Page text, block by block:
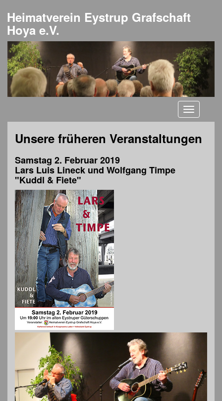
Heimatverein Eystrup Grafschaft
Hoya e.V.
Toggle
Unsere früheren Veranstaltungen
Samstag 2. Februar 2019
Lars Luis Lineck und Wolfgang Timpe
"Kuddl & Fiete"